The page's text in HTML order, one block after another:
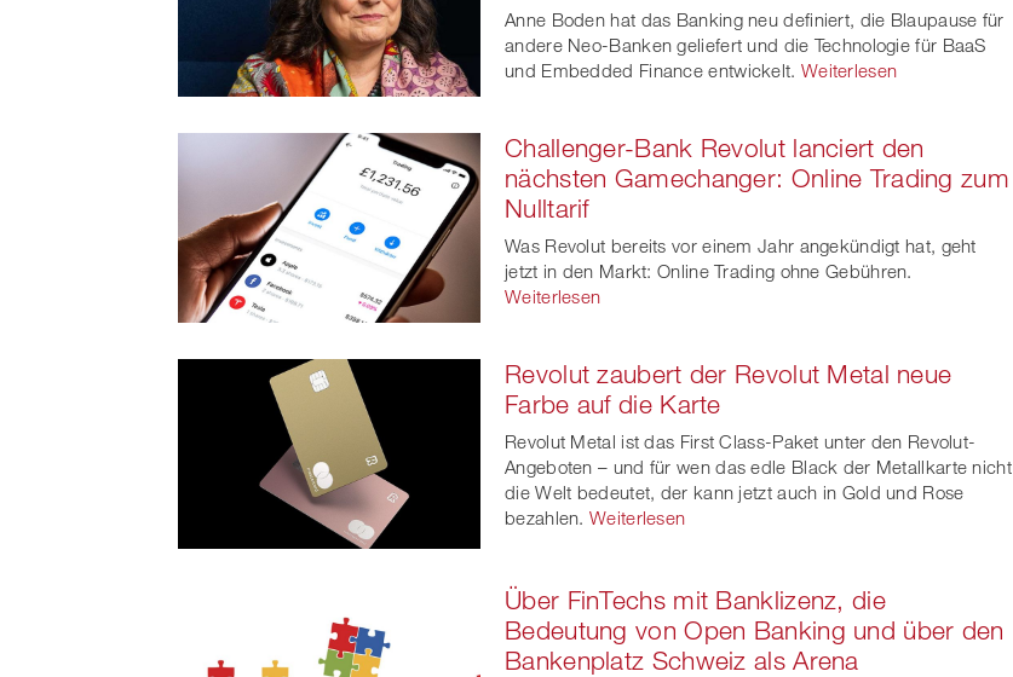
er
Anne Boden hat das Banking neu definiert, die Blaupause für
andere Neo-Banken geliefert und die Technologie für BaaS
und Embedded Finance entwickelt. Weiterlesen
Challenger-Bank Revolut lanciert den
nächsten Gamechanger: Online Trading zum
Nulltarif
Was Revolut bereits vor einem Jahr angekündigt hat, geht
jetzt in den Markt: Online Trading ohne Gebühren.
Weiterlesen
Revolut zaubert der Revolut Metal neue
Farbe auf die Karte
Revolut Metal ist das First Class-Paket unter den Revolut-
Angeboten – und für wen das edle Black der Metallkarte nicht
die Welt bedeutet, der kann jetzt auch in Gold und Rose
bezahlen. Weiterlesen
Über FinTechs mit Banklizenz, die
Bedeutung von Open Banking und über den
Bankenplatz Schweiz als Arena